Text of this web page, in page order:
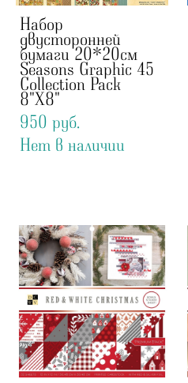
Набор
двусторонней
бумаги 20*20см
Seasons Graphic 45
Collection Pack
8"X8"
950 pуб.
Нет в наличии